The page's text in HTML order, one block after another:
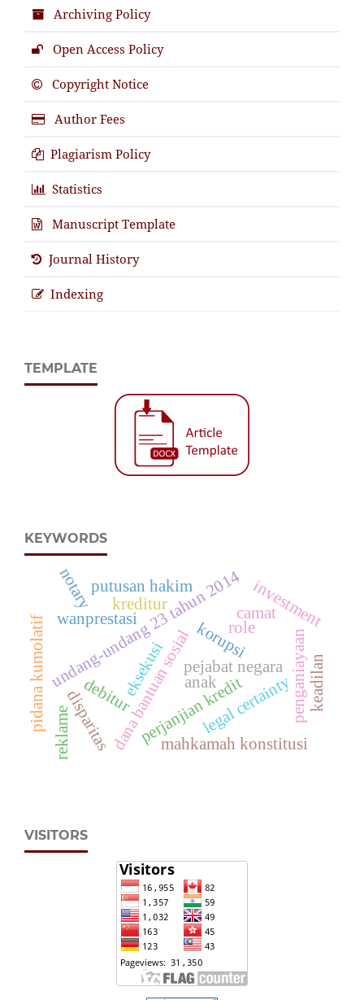
Archiving Policy
Open Access Policy
Copyright Notice
Author Fees
Plagiarism Policy
Statistics
Manuscript Template
Journal History
Indexing
TEMPLATE
KEYWORDS
korupsi
dana bantuan sosialpejabat negara
camat
undang-undang 23 tahun 2014
wanprestasi
perjanjian kredit
debitur
kreditur
disparitas
putusan hakim
penganiayaan
mahkamah konstitusi
role
notary
legal certainty
investment
pidana kumolatif anak keadilan
eksekusi
reklame
VISITORS